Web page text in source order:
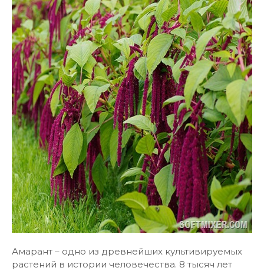
Амарант – одно из древнейших культивируемых
растений в истории человечества. 8 тысяч лет